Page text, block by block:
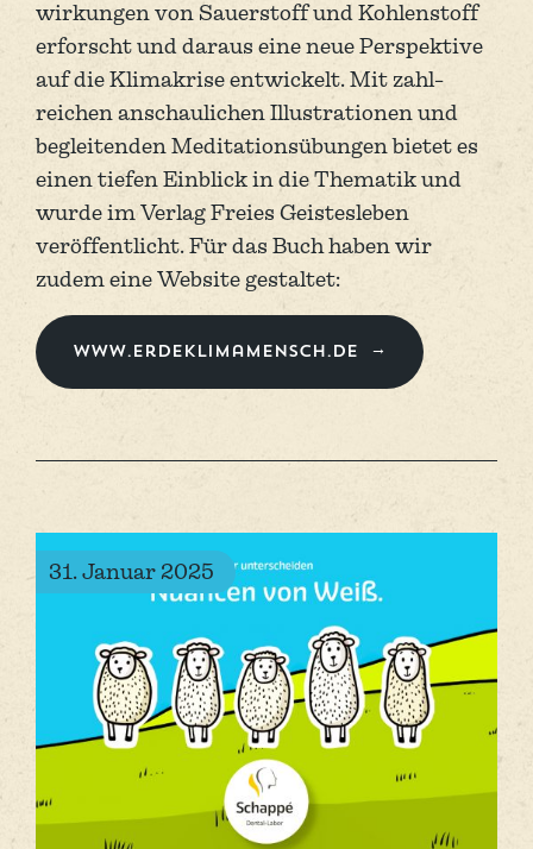
wirkungen von Sauer­stoff und Kohlen­stoff
erforscht und daraus eine neue Perspektive
auf die Klima­­krise entwickelt. Mit zahl­
reichen anschauli­chen Illustra­tionen und
begleitenden Meditations­­übungen bietet es
einen tiefen Einblick in die Thematik und
wurde im Verlag Freies Geistes­­leben
veröffentlicht. Für das Buch haben wir
zudem eine Website gestaltet:
www.erdeklimamensch.de
31. Januar 2025